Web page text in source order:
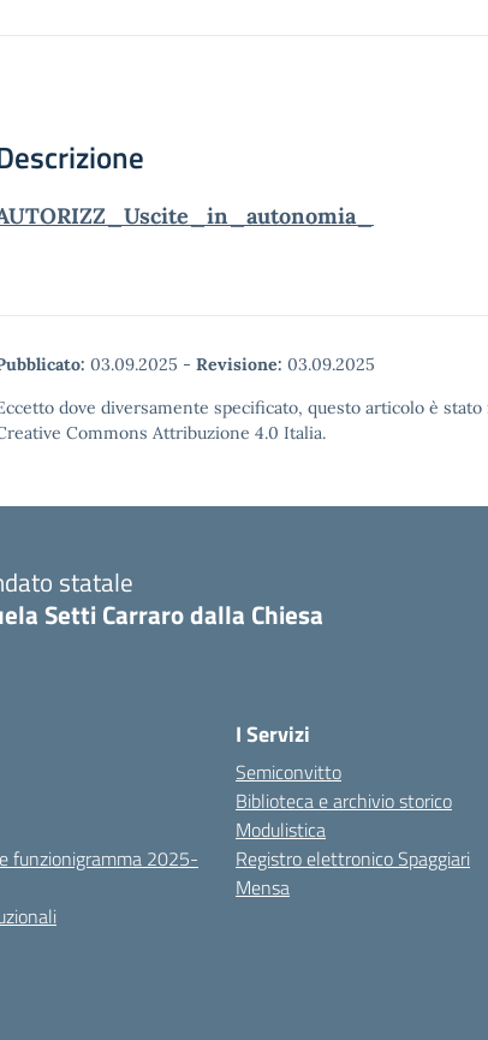
03.09.2025 - Revisione: 03.09.2025
dove diversamente specificato, questo articolo è
Commons Attribuzione 4.0 Italia.
statale
Setti Carraro dalla Chiesa
funzionigramma 2025-
I Servizi
Semiconvitto
Biblioteca e archivio storico
Modulistica
Registro elettronico Spaggiari
Mensa